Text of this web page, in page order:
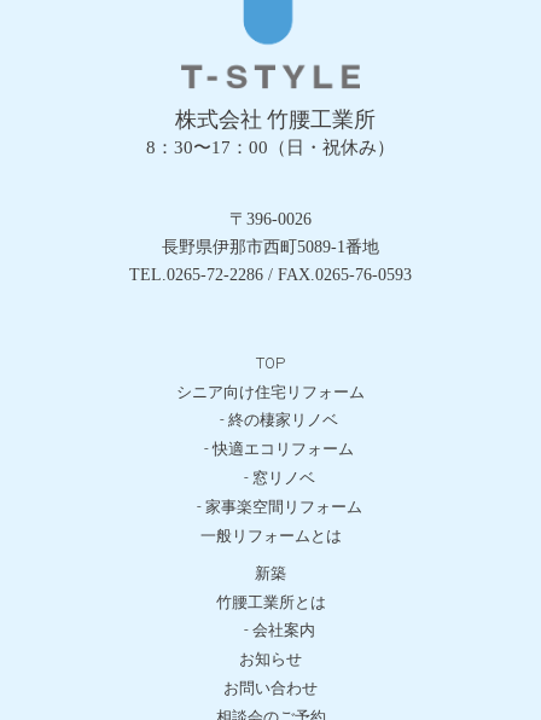
株式会社 竹腰工業所
8：30〜17：00（日・祝休み）
〒396-0026
長野県伊那市西町5089-1番地
TEL.0265-72-2286 / FAX.0265-76-0593
TOP
シニア向け住宅リフォーム
- 終の棲家リノベ
- 快適エコリフォーム
- 窓リノベ
- 家事楽空間リフォーム
一般リフォームとは
新築
竹腰工業所とは
- 会社案内
お知らせ
お問い合わせ